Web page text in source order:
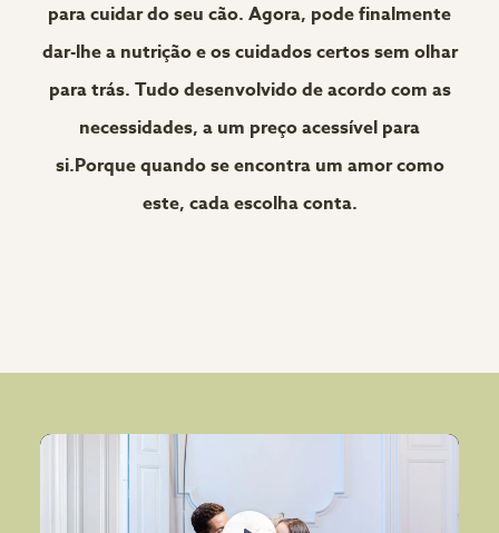
para cuidar do seu cão. Agora, pode finalmente
dar-lhe a nutrição e os cuidados certos sem olhar
para trás. Tudo desenvolvido de acordo com as
necessidades, a um preço acessível para
si.Porque quando se encontra um amor como
este, cada escolha conta.